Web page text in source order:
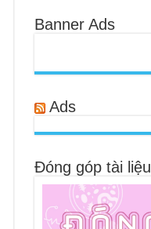
Banner Ads
Ads
Đóng góp tài liệu